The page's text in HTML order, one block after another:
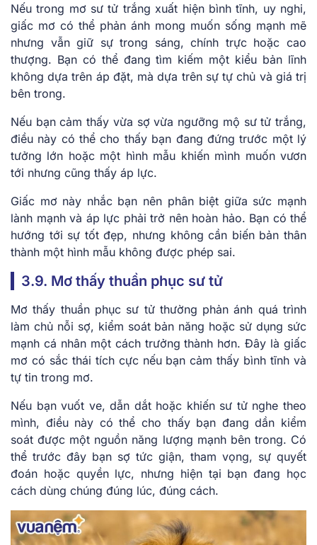
Nếu trong mơ sư tử trắng xuất hiện bình tĩnh, uy nghi,
giấc mơ có thể phản ánh mong muốn sống mạnh mẽ
nhưng vẫn giữ sự trong sáng, chính trực hoặc cao
thượng. Bạn có thể đang tìm kiếm một kiểu bản lĩnh
không dựa trên áp đặt, mà dựa trên sự tự chủ và giá trị
bên trong.
Nếu bạn cảm thấy vừa sợ vừa ngưỡng mộ sư tử trắng,
điều này có thể cho thấy bạn đang đứng trước một lý
tưởng lớn hoặc một hình mẫu khiến mình muốn vươn
tới nhưng cũng thấy áp lực.
Giấc mơ này nhắc bạn nên phân biệt giữa sức mạnh
lành mạnh và áp lực phải trở nên hoàn hảo. Bạn có thể
hướng tới sự tốt đẹp, nhưng không cần biến bản thân
thành một hình mẫu không được phép sai.
3.9. Mơ thấy thuần phục sư tử
Mơ thấy thuần phục sư tử thường phản ánh quá trình
làm chủ nỗi sợ, kiểm soát bản năng hoặc sử dụng sức
mạnh cá nhân một cách trưởng thành hơn. Đây là giấc
mơ có sắc thái tích cực nếu bạn cảm thấy bình tĩnh và
tự tin trong mơ.
Nếu bạn vuốt ve, dẫn dắt hoặc khiến sư tử nghe theo
mình, điều này có thể cho thấy bạn đang dần kiểm
soát được một nguồn năng lượng mạnh bên trong. Có
thể trước đây bạn sợ tức giận, tham vọng, sự quyết
đoán hoặc quyền lực, nhưng hiện tại bạn đang học
cách dùng chúng đúng lúc, đúng cách.